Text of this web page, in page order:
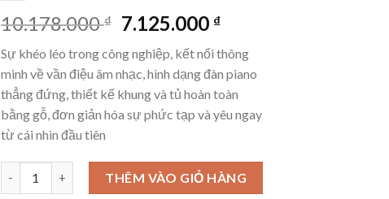
10.178.000₫ Giá
là:
10.178.000 ₫.
7.125.000 ₫Giá
tại
là:
7.125.000 ₫.
Sự khéo léo trong công nghiệp, kết nối thông
minh về vần điệu âm nhạc, hình dạng đàn piano
thẳng đứng, thiết kế khung và tủ hoàn toàn
bằng gỗ, đơn giản hóa sự phức tạp và yêu ngay
từ cái nhìn đầu tiên
Piano điện DP-5200 Yêu ngay từ cái nhìn đầu tiên số lượng
THÊM VÀO GIỎ HÀNG